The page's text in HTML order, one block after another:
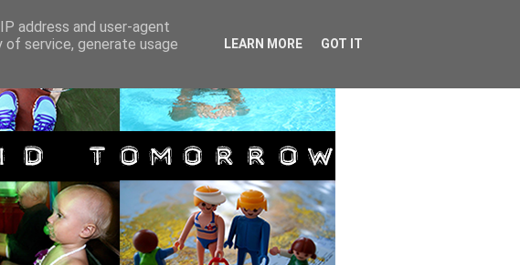
address and user-agent
service, generate usage
LEARN MORE GOT IT